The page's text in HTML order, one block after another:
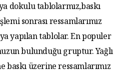
dokulu tablolarmız,baskı
sonrası ressamlarımız
yapılan tablolar. En populer
bulunduğu gruptur. Yağlı
baskı üzerine ressamlarımız